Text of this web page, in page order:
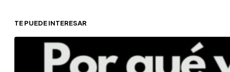
TE PUEDE INTERESAR